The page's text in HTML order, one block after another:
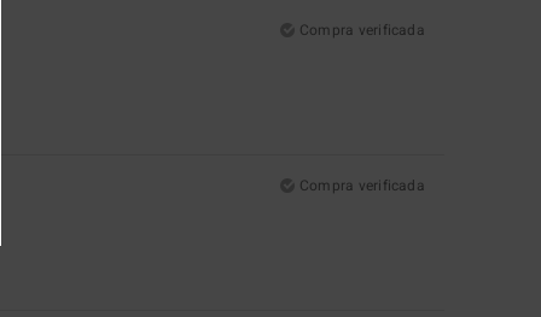
Compra verificada
Compra verificada